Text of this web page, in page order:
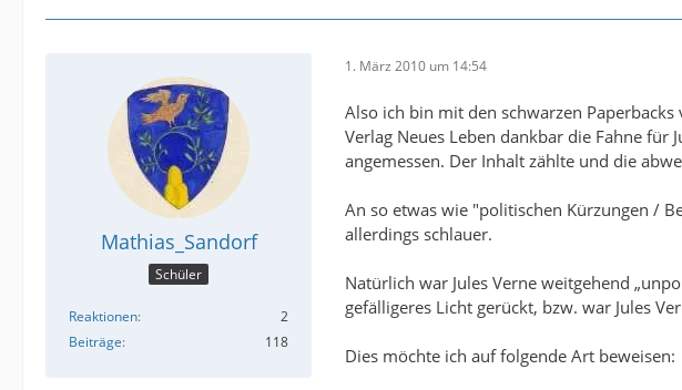
Mathias_Sandorf
Schüler
Reaktionen
2
Beiträge
118
1. März 2010 um 14:54
Also ich bin mit den schwarzen
Verlag Neues Leben dankbar die Fahne für
angemessen. Der Inhalt zählte und die
An so etwas wie "politischen Kürzungen /
allerdings schlauer.
Natürlich war Jules Verne weitgehend
gefälligeres Licht gerückt, bzw. war Jules
Dies möchte ich auf folgende Art beweisen: